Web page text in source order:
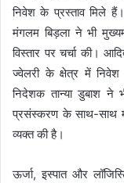
निवेश के प्रस्ताव मिले
मंगलम बिड़ला ने भी
विस्तार पर चर्चा की।
ज्वेलरी के क्षेत्र में
निदेशक तान्या डुबाश ने
प्रसंस्करण के साथ-साथ
व्यक्त की है।
ऊर्जा, इस्पात और